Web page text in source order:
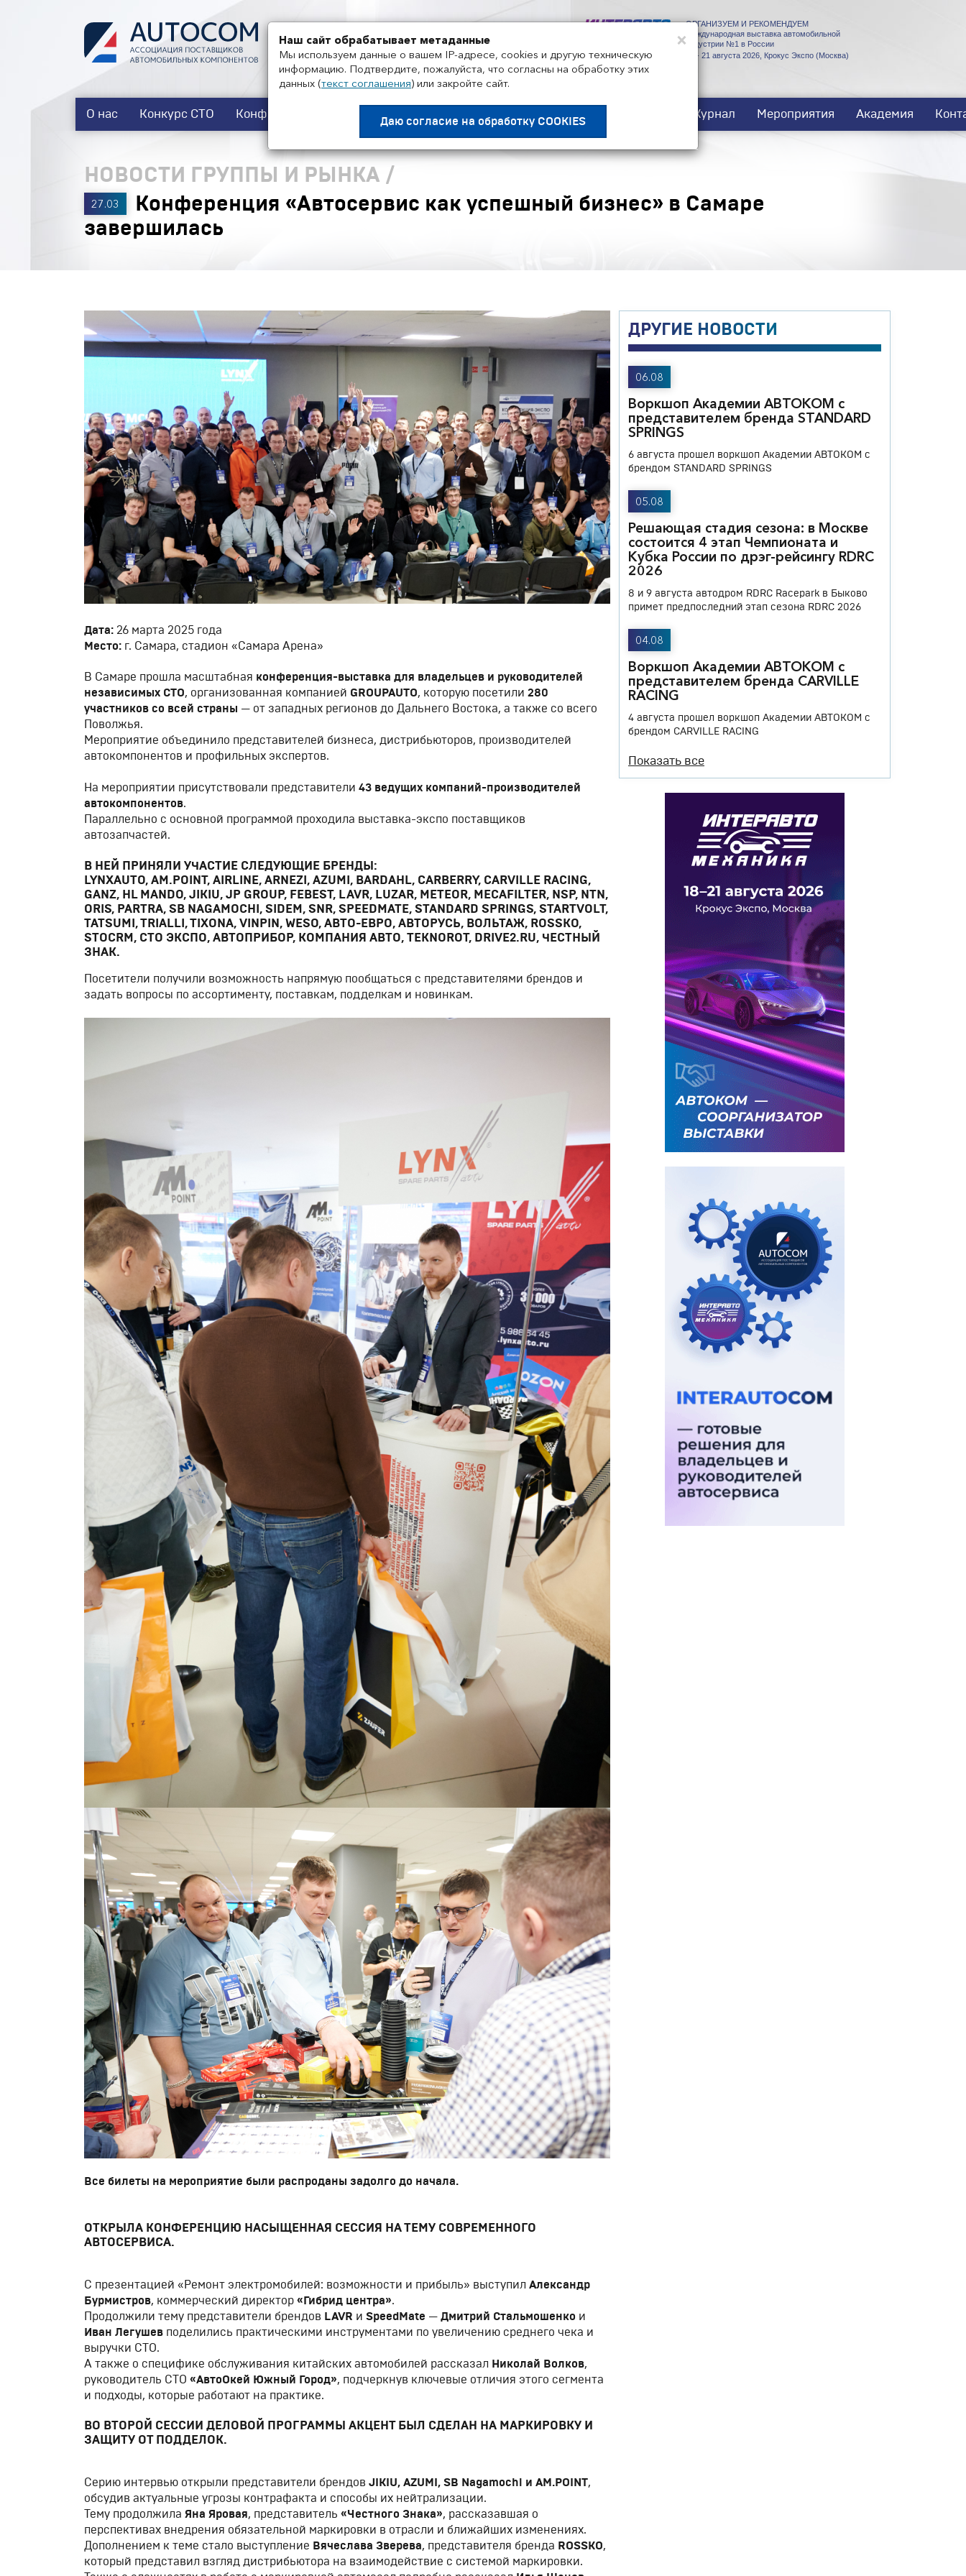
+7 495 858-52-99
ОРГАНИЗУЕМ И РЕКОМЕНДУЕМ
Международная выставка автомобильной
индустрии №1 в России
18 - 21 августа 2026, Крокус Экспо (Москва)
О нас Конкурс СТО Конференции Журнал Мероприятия Академия
НОВОСТИ ГРУППЫ И РЫНКА /
27.03
Конференция «Автосервис как успешный бизнес» в Самаре
завершилась
Дата: 26 марта 2025 года
Место: г. Самара, стадион «Самара Арена»
В Самаре прошла масштабная конференция-выставка для владельцев и руководителей
независимых СТО, организованная компанией GROUPAUTO, которую посетили 280
участников со всей страны — от западных регионов до Дальнего Востока, а также со всего
Поволжья.
Мероприятие объединило представителей бизнеса, дистрибьюторов, производителей
автокомпонентов и профильных экспертов.
На мероприятии присутствовали представители 43 ведущих компаний-производителей
автокомпонентов.
Параллельно с основной программой проходила выставка-экспо поставщиков
автозапчастей.
В НЕЙ ПРИНЯЛИ УЧАСТИЕ СЛЕДУЮЩИЕ БРЕНДЫ:
LYNXAUTO, AM.POINT, AIRLINE, ARNEZI, AZUMI, BARDAHL, CARBERRY, CARVILLE RACING,
GANZ, HL MANDO, JIKIU, JP GROUP, FEBEST, LAVR, LUZAR, METEOR, MECAFILTER, NSP, NTN,
ORIS, PARTRA, SB NAGAMOCHI, SIDEM, SNR, SPEEDMATE, STANDARD SPRINGS, STARTVOLT,
TATSUMI, TRIALLI, TIXONA, VINPIN, WESO, АВТО-ЕВРО, АВТОРУСЬ, ВОЛЬТАЖ, ROSSKO,
STOCRM, СТО ЭКСПО, АВТОПРИБОР, КОМПАНИЯ АВТО, TEKNOROT, DRIVE2.RU, ЧЕСТНЫЙ
ЗНАК.
Посетители получили возможность напрямую пообщаться с представителями брендов и
задать вопросы по ассортименту, поставкам, подделкам и новинкам.
Все билеты на мероприятие были распроданы задолго до начала.
ОТКРЫЛА КОНФЕРЕНЦИЮ НАСЫЩЕННАЯ СЕССИЯ НА ТЕМУ СОВРЕМЕННОГО
АВТОСЕРВИСА.
С презентацией «Ремонт электромобилей: возможности и прибыль» выступил Александр
Бурмистров, коммерческий директор «Гибрид центра».
Продолжили тему представители брендов LAVR и SpeedMate — Дмитрий Стальмошенко и
Иван Легушев поделились практическими инструментами по увеличению среднего чека и
выручки СТО.
А также о специфике обслуживания китайских автомобилей рассказал Николай Волков,
руководитель СТО «АвтоОкей Южный Город», подчеркнув ключевые отличия этого сегмента
и подходы, которые работают на практике.
ВО ВТОРОЙ СЕССИИ ДЕЛОВОЙ ПРОГРАММЫ АКЦЕНТ БЫЛ СДЕЛАН НА МАРКИРОВКУ И
ЗАЩИТУ ОТ ПОДДЕЛОК.
Серию интервью открыли представители брендов JIKIU, AZUMI, SB Nagamochi и AM.POINT,
обсудив актуальные угрозы контрафакта и способы их нейтрализации.
Тему продолжила Яна Яровая, представитель «Честного Знака», рассказавшая о
перспективах внедрения обязательной маркировки в отрасли и ближайших изменениях.
Дополнением к теме стало выступление Вячеслава Зверева, представителя бренда ROSSKO,
который представил взгляд дистрибьютора на взаимодействие с системой маркировки.
ДРУГИЕ НОВОСТИ
06.08
Воркшоп Академии АВТОКОМ с
представителем бренда STANDARD
SPRINGS
6 августа прошел воркшоп Академии АВТОКОМ с
брендом STANDARD SPRINGS
05.08
Решающая стадия сезона: в Москве
состоится 4 этап Чемпионата и
Кубка России по дрэг-рейсингу RDRC
2026
8 и 9 августа автодром RDRC Racepark в Быково
примет предпоследний этап сезона RDRC 2026
04.08
Воркшоп Академии АВТОКОМ с
представителем бренда CARVILLE
RACING
4 августа прошел воркшоп Академии АВТОКОМ с
брендом CARVILLE RACING
Показать все
×
Наш сайт обрабатывает метаданные
Мы используем данные о вашем IP-адресе, cookies и другую техническую
информацию. Подтвердите, пожалуйста, что согласны на обработку этих
данных (текст соглашения) или закройте сайт.
Даю согласие на обработку COOKIES